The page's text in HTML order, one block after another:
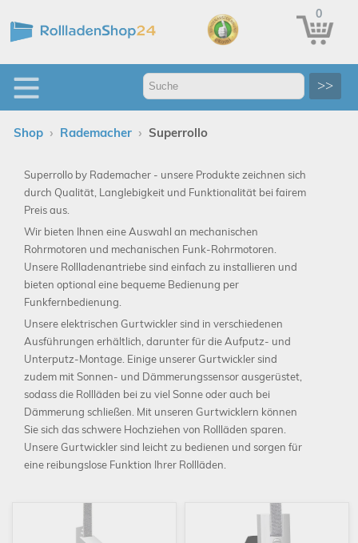
0
>>
Shop › Rademacher › Superrollo
Superrollo by Rademacher - unsere Produkte zeichnen sich
durch Qualität, Langlebigkeit und Funktionalität bei fairem
Preis aus.
Wir bieten Ihnen eine Auswahl an mechanischen
Rohrmotoren und mechanischen Funk-Rohrmotoren.
Unsere Rollladenantriebe sind einfach zu installieren und
bieten optional eine bequeme Bedienung per
Funkfernbedienung.
Unsere elektrischen Gurtwickler sind in verschiedenen
Ausführungen erhältlich, darunter für die Aufputz- und
Unterputz-Montage. Einige unserer Gurtwickler sind
zudem mit Sonnen- und Dämmerungssensor ausgerüstet,
sodass die Rollläden bei zu viel Sonne oder auch bei
Dämmerung schließen. Mit unseren Gurtwicklern können
Sie sich das schwere Hochziehen von Rollläden sparen.
Unsere Gurtwickler sind leicht zu bedienen und sorgen für
eine reibungslose Funktion Ihrer Rollläden.